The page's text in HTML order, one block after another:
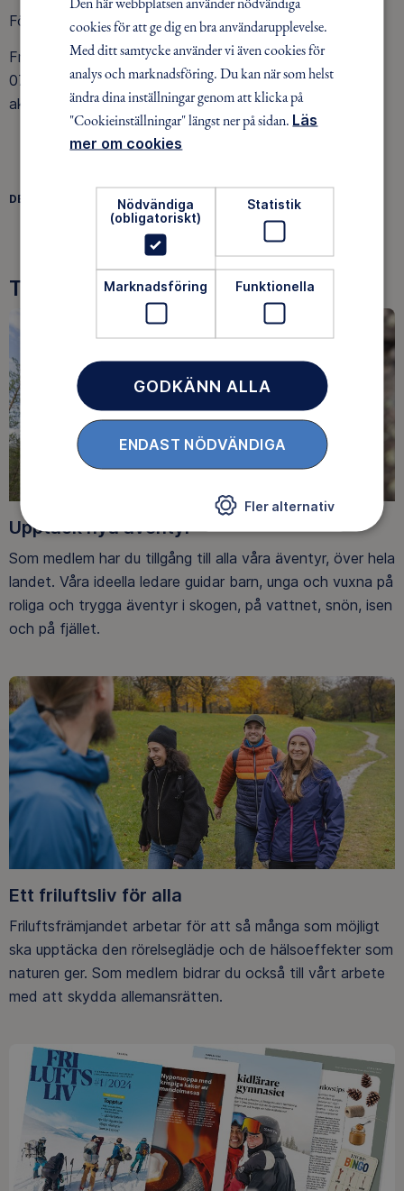
Följ oss gärna på instagram och Facebook.
Frågor kring denna aktivitet? Kontakta Magnus
0708132230 eller mejla
aktivitet.gallivare@friluftsframjandet.se
DELA
FACEBOOK
TWITTERLINKEDIN
Tre goda skäl att bli medlem
Upptäck nya äventyr
Som medlem har du tillgång till alla våra äventyr, över hela
landet. Våra ideella ledare guidar barn, unga och vuxna på
roliga och trygga äventyr i skogen, på vattnet, snön, isen
och på fjället.
Ett friluftsliv för alla
Friluftsfrämjandet arbetar för att så många som möjligt
ska upptäcka den rörelseglädje och de hälsoeffekter som
naturen ger. Som medlem bidrar du också till vårt arbete
med att skydda allemansrätten.
cookies för att ge dig en bra användarupplevelse.
Med ditt samtycke använder vi även cookies för
analys och marknadsföring. Du kan när som helst
ändra dina inställningar genom att klicka på
"Cookieinställningar" längst ner på sidan. Läs
mer om cookies
Nödvändiga
(obligatoriskt)
Statistik
Marknadsföring Funktionella
GODKÄNN ALLA
ENDAST NÖDVÄNDIGA
Fler alternativ